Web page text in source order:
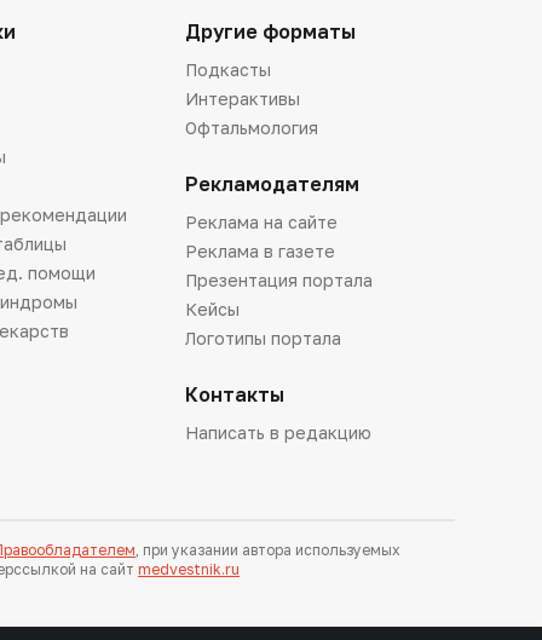
помощи
Другие форматы
Подкасты
Интерактивы
Офтальмология
Рекламодателям
Реклама на сайте
Реклама в газете
Презентация портала
Кейсы
Логотипы портала
Контакты
Написать в редакцию
, при указании автора используемых
на сайт medvestnik.ru